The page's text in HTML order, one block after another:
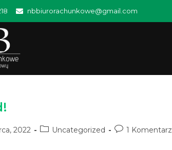
nbbiurorachunkowe@gmail.com
2022 Uncategorized 1 Komentarz